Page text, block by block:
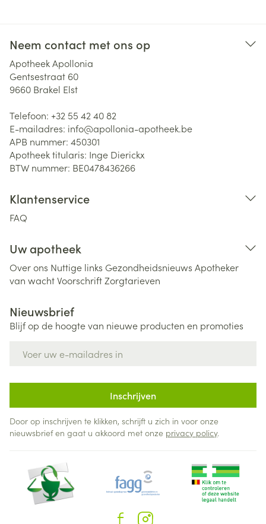
Neem contact met ons op
Apotheek Apollonia
Gentsestraat 60
9660 Brakel Elst
Telefoon: +32 55 42 40 82
E-mailadres: info@apollonia-apotheek.be
APB nummer: 450301
Apotheek titularis: Inge Dierickx
BTW nummer: BE0478436266
Klantenservice
FAQ
Uw apotheek
Over ons Nuttige links Gezondheidsnieuws Apotheker
van wachtVoorschriftZorgtarieven
Nieuwsbrief
Blijf op de hoogte van nieuwe producten en promoties
Inschrijven
Door op inschrijven te klikken, schrijft u zich in voor onze
nieuwsbrief en gaat u akkoord met onze privacy policy.